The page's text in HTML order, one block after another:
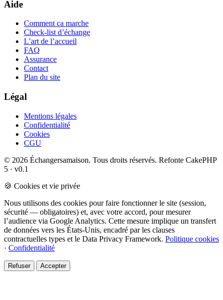
Aide
Comment ça marche
Check-list d’échange
L’art de l’accueil
FAQ
Assurance
Contact
Plan du site
Légal
Mentions légales
Confidentialité
Cookies
CGU
© 2026 Échangersamaison. Tous droits réservés. Refonte CakePHP
5 · v0.1
🍪 Cookies et vie privée
Nous utilisons des cookies pour faire fonctionner le site (session,
sécurité — obligatoires) et, avec votre accord, pour mesurer
l’audience via Google Analytics. Cette mesure implique un transfert
de données vers les États-Unis, encadré par les clauses
contractuelles types et le Data Privacy Framework. Politique cookies
· Confidentialité
Refuser Accepter